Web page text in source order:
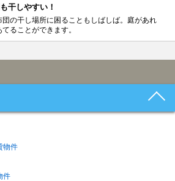
干しやすい！
の干し場所に困ることもしばしば。庭があれ
ることができます。
物件
件